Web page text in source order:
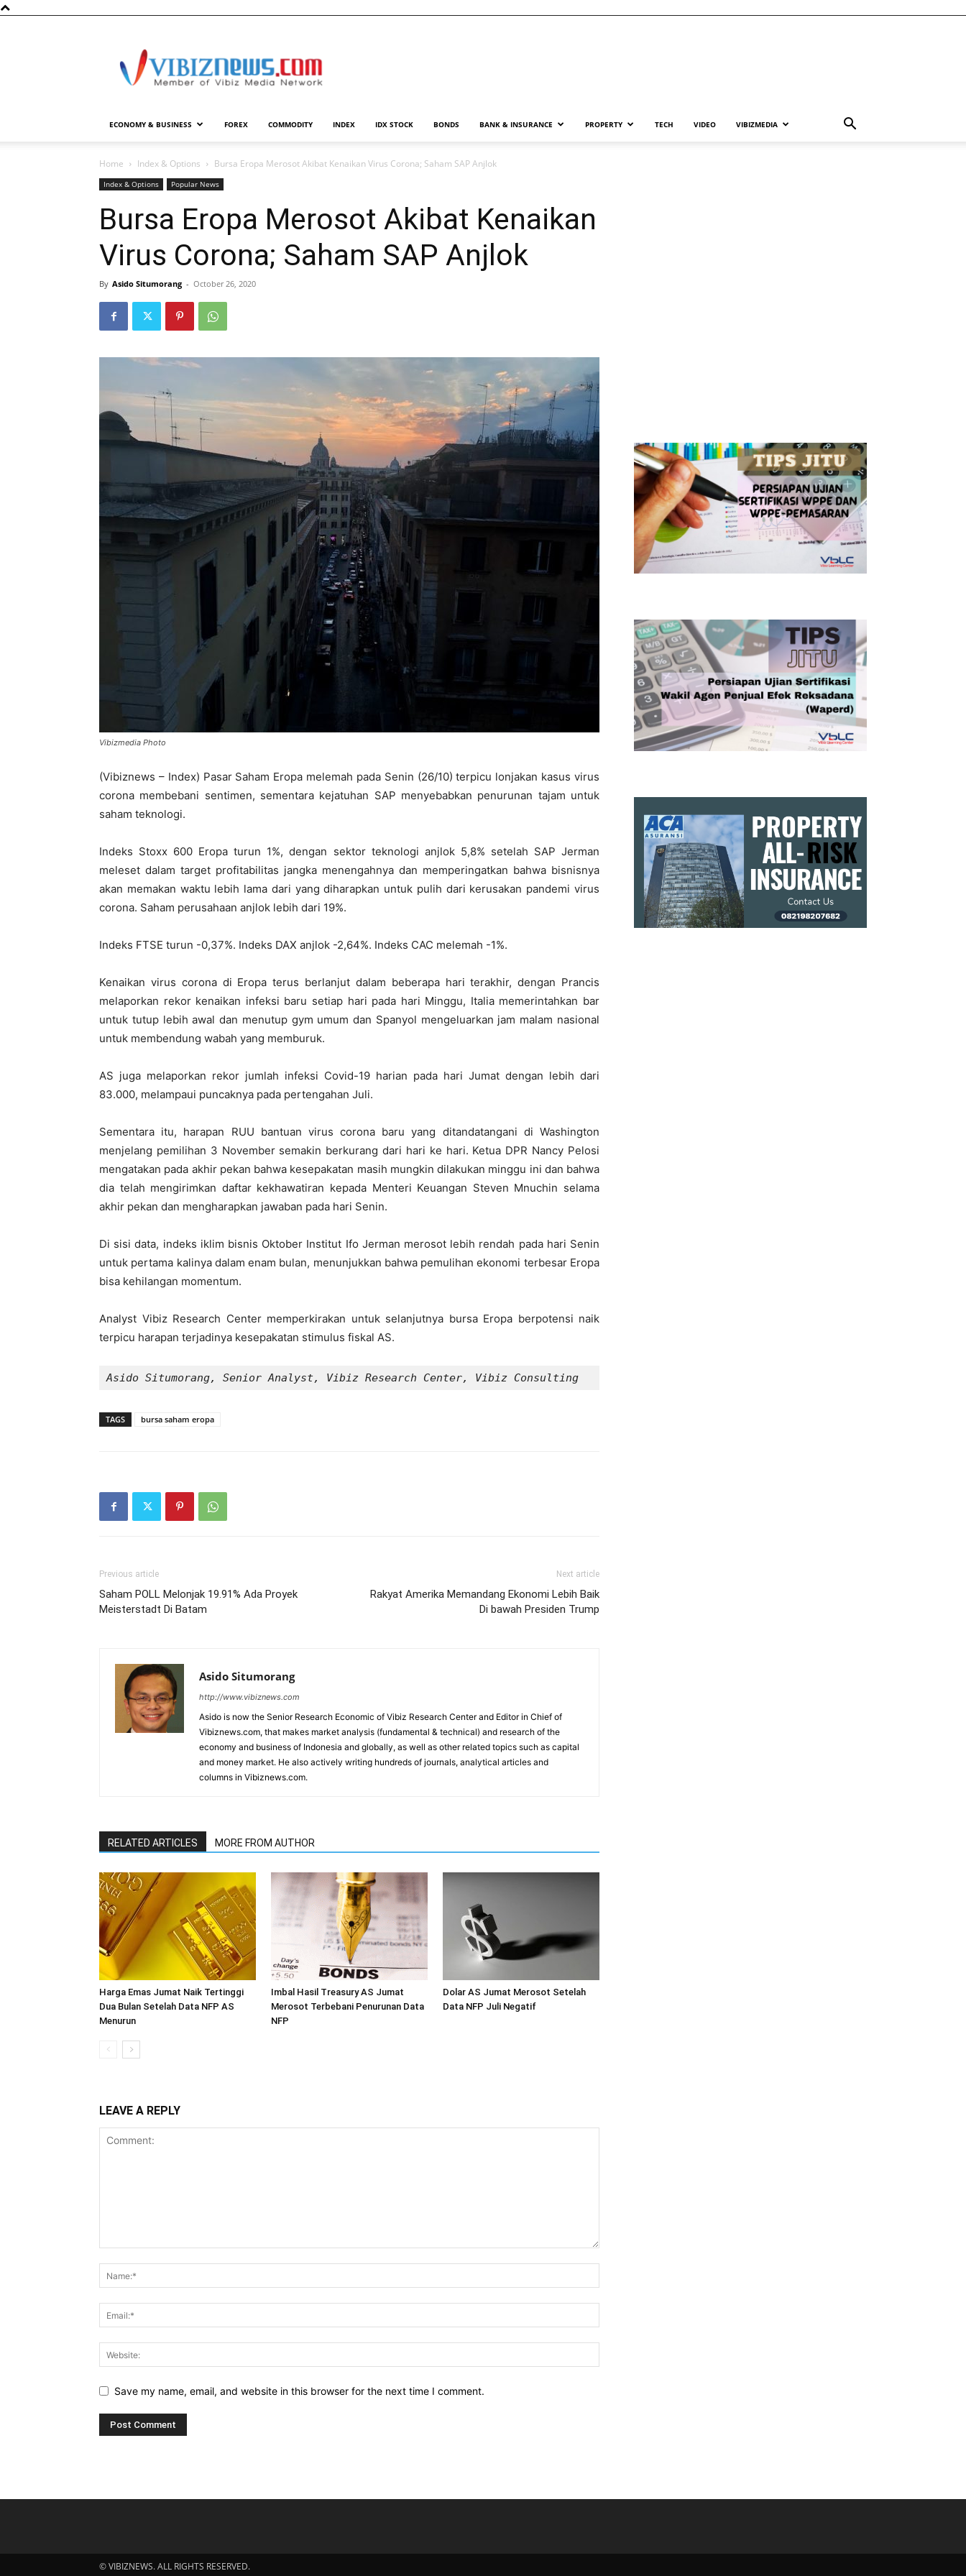
ECONOMY & BUSINESS FOREX COMMODITY INDEX IDX STOCK BONDS BANK & INSURANCE PROPERTY TECH VIDEO VIBIZMEDIA
Home Index & Options Bursa Eropa Merosot Akibat Kenaikan Virus Corona; Saham SAP Anjlok
Index & Options Popular News
Bursa Eropa Merosot Akibat Kenaikan
Virus Corona; Saham SAP Anjlok
By Asido Situmorang - October 26, 2020
Vibizmedia Photo
(Vibiznews – Index) Pasar Saham Eropa melemah pada Senin (26/10) terpicu lonjakan kasus virus
corona membebani sentimen, sementara kejatuhan SAP menyebabkan penurunan tajam untuk
saham teknologi.
Indeks Stoxx 600 Eropa turun 1%, dengan sektor teknologi anjlok 5,8% setelah SAP Jerman
meleset dalam target profitabilitas jangka menengahnya dan memperingatkan bahwa bisnisnya
akan memakan waktu lebih lama dari yang diharapkan untuk pulih dari kerusakan pandemi virus
corona. Saham perusahaan anjlok lebih dari 19%.
Indeks FTSE turun -0,37%. Indeks DAX anjlok -2,64%. Indeks CAC melemah -1%.
Kenaikan virus corona di Eropa terus berlanjut dalam beberapa hari terakhir, dengan Prancis
melaporkan rekor kenaikan infeksi baru setiap hari pada hari Minggu, Italia memerintahkan bar
untuk tutup lebih awal dan menutup gym umum dan Spanyol mengeluarkan jam malam nasional
untuk membendung wabah yang memburuk.
AS juga melaporkan rekor jumlah infeksi Covid-19 harian pada hari Jumat dengan lebih dari
83.000, melampaui puncaknya pada pertengahan Juli.
Sementara itu, harapan RUU bantuan virus corona baru yang ditandatangani di Washington
menjelang pemilihan 3 November semakin berkurang dari hari ke hari. Ketua DPR Nancy Pelosi
mengatakan pada akhir pekan bahwa kesepakatan masih mungkin dilakukan minggu ini dan bahwa
dia telah mengirimkan daftar kekhawatiran kepada Menteri Keuangan Steven Mnuchin selama
akhir pekan dan mengharapkan jawaban pada hari Senin.
Di sisi data, indeks iklim bisnis Oktober Institut Ifo Jerman merosot lebih rendah pada hari Senin
untuk pertama kalinya dalam enam bulan, menunjukkan bahwa pemulihan ekonomi terbesar Eropa
bisa kehilangan momentum.
Analyst Vibiz Research Center memperkirakan untuk selanjutnya bursa Eropa berpotensi naik
terpicu harapan terjadinya kesepakatan stimulus fiskal AS.
Asido Situmorang, Senior Analyst, Vibiz Research Center, Vibiz Consulting
TAGS bursa saham eropa
Previous article
Saham POLL Melonjak 19.91% Ada Proyek
Meisterstadt Di Batam
Next article
Rakyat Amerika Memandang Ekonomi Lebih Baik
Di bawah Presiden Trump
Asido Situmorang
http://www.vibiznews.com
Asido is now the Senior Research Economic of Vibiz Research Center and Editor in Chief of
Vibiznews.com, that makes market analysis (fundamental & technical) and research of the
economy and business of Indonesia and globally, as well as other related topics such as capital
and money market. He also actively writing hundreds of journals, analytical articles and
columns in Vibiznews.com.
RELATED ARTICLES MORE FROM AUTHOR
Harga Emas Jumat Naik Tertinggi
Dua Bulan Setelah Data NFP AS
Menurun
Imbal Hasil Treasury AS Jumat
Merosot Terbebani Penurunan Data
NFP
Dolar AS Jumat Merosot Setelah
Data NFP Juli Negatif
LEAVE A REPLY
Save my name, email, and website in this browser for the next time I comment.
© VIBIZNEWS. ALL RIGHTS RESERVED.